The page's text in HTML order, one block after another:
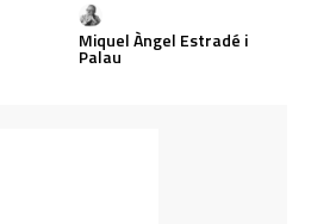
Miquel Àngel Estradé i
Palau